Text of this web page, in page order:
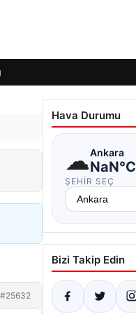
#25632
Hava Durumu
☁Ankara
NaN°C
ŞEHIR SEÇ
Bizi Takip Edin